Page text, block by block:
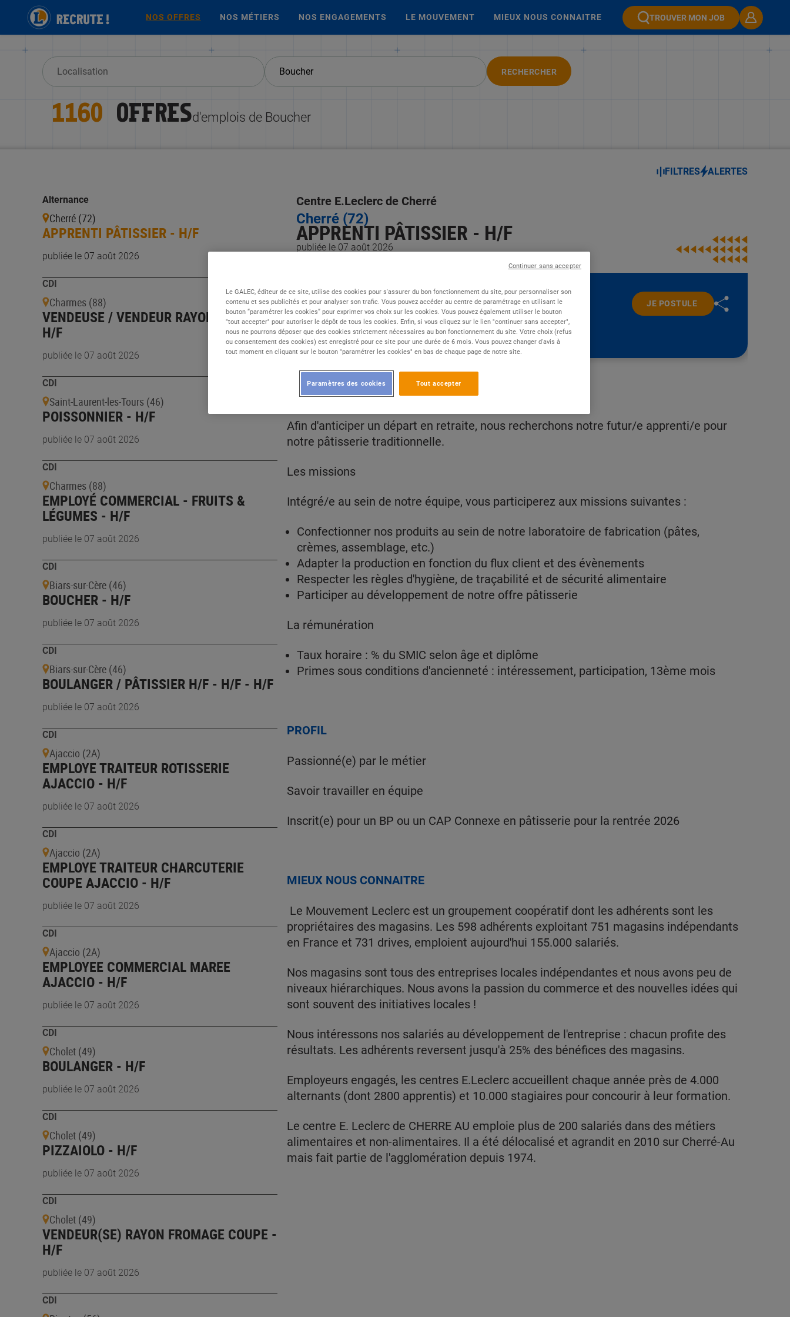
NOS OFFRES NOS MÉTIERS NOS ENGAGEMENTS LE MOUVEMENT MIEUX NOUS CONNAITRE TROUVER MON JOB
RECHERCHER
1160 OFFRESd'emplois de Boucher
FILTRES ALERTES
Alternance
Cherré (72)
APPRENTI PÂTISSIER - H/F
publiée le 07 août 2026
CDI
Charmes (88)
VENDEUSE / VENDEUR RAYON MAREE -
H/F
publiée le 07 août 2026
CDI
Saint-Laurent-les-Tours (46)
POISSONNIER - H/F
publiée le 07 août 2026
CDI
Charmes (88)
EMPLOYÉ COMMERCIAL - FRUITS &
LÉGUMES - H/F
publiée le 07 août 2026
CDI
Biars-sur-Cère (46)
BOUCHER - H/F
publiée le 07 août 2026
CDI
Biars-sur-Cère (46)
BOULANGER / PÂTISSIER H/F - H/F - H/F
publiée le 07 août 2026
CDI
Ajaccio (2A)
EMPLOYE TRAITEUR ROTISSERIE
AJACCIO - H/F
publiée le 07 août 2026
CDI
Ajaccio (2A)
EMPLOYE TRAITEUR CHARCUTERIE
COUPE AJACCIO - H/F
publiée le 07 août 2026
CDI
Ajaccio (2A)
EMPLOYEE COMMERCIAL MAREE
AJACCIO - H/F
publiée le 07 août 2026
CDI
Cholet (49)
BOULANGER - H/F
publiée le 07 août 2026
CDI
Cholet (49)
PIZZAIOLO - H/F
publiée le 07 août 2026
CDI
Cholet (49)
VENDEUR(SE) RAYON FROMAGE COUPE -
H/F
publiée le 07 août 2026
CDI
publiée le 07 août 2026
APPRENTI PÂTISSIER - H/F
Cherré (72)
Centre E.Leclerc de Cherré
Type de contrat :Alternance
Expérience :Débutant
Études :Bac à Bac+2
JE POSTULE
DESCRIPTION
Afin d'anticiper un départ en retraite, nous recherchons notre futur/e apprenti/e pour
notre pâtisserie traditionnelle.
Les missions
Intégré/e au sein de notre équipe, vous participerez aux missions suivantes :
Confectionner nos produits au sein de notre laboratoire de fabrication (pâtes,
crèmes, assemblage, etc.)
Adapter la production en fonction du flux client et des évènements
Respecter les règles d'hygiène, de traçabilité et de sécurité alimentaire
Participer au développement de notre offre pâtisserie
La rémunération
Taux horaire : % du SMIC selon âge et diplôme
Primes sous conditions d'ancienneté : intéressement, participation, 13ème mois
PROFIL
Passionné(e) par le métier
Savoir travailler en équipe
Inscrit(e) pour un BP ou un CAP Connexe en pâtisserie pour la rentrée 2026
MIEUX NOUS CONNAITRE
Le Mouvement Leclerc est un groupement coopératif dont les adhérents sont les
propriétaires des magasins. Les 598 adhérents exploitant 751 magasins indépendants
en France et 731 drives, emploient aujourd'hui 155.000 salariés.
Nos magasins sont tous des entreprises locales indépendantes et nous avons peu de
niveaux hiérarchiques. Nous avons la passion du commerce et des nouvelles idées qui
sont souvent des initiatives locales !
Nous intéressons nos salariés au développement de l'entreprise : chacun profite des
résultats. Les adhérents reversent jusqu'à 25% des bénéfices des magasins.
Employeurs engagés, les centres E.Leclerc accueillent chaque année près de 4.000
alternants (dont 2800 apprentis) et 10.000 stagiaires pour concourir à leur formation.
Le centre E. Leclerc de CHERRE AU emploie plus de 200 salariés dans des métiers
alimentaires et non-alimentaires. Il a été délocalisé et agrandit en 2010 sur Cherré-Au
mais fait partie de l'agglomération depuis 1974.
Le GALEC, éditeur de ce site, utilise des cookies pour s'assurer du bon fonctionnement du site, pour personnaliser son
contenu et ses publicités et pour analyser son trafic. Vous pouvez accéder au centre de paramétrage en utilisant le
bouton “paramétrer les cookies” pour exprimer vos choix sur les cookies. Vous pouvez également utiliser le bouton
"tout accepter" pour autoriser le dépôt de tous les cookies. Enfin, si vous cliquez sur le lien "continuer sans accepter",
nous ne pourrons déposer que des cookies strictement nécessaires au bon fonctionnement du site. Votre choix (refus
ou consentement des cookies) est enregistré pour ce site pour une durée de 6 mois. Vous pouvez changer d'avis à
tout moment en cliquant sur le bouton "paramétrer les cookies" en bas de chaque page de notre site.
Tout accepter
Paramètres des cookies
Continuer sans accepter